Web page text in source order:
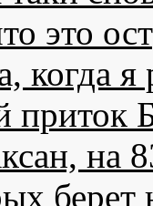
это
когда я
на
берет